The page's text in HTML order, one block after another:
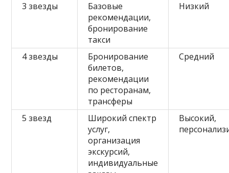
3 звезды
Базовые
рекомендации,
бронирование
такси
Низкий
4 звезды
Бронирование
билетов,
рекомендации
по ресторанам,
трансферы
Средний
5 звезд
Широкий спектр
услуг,
организация
экскурсий,
индивидуальные
Высокий,